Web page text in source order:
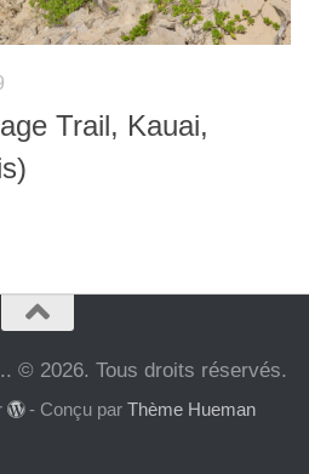
Trail, Kauai,
© 2026. Tous droits réservés.
- Conçu parThème Hueman